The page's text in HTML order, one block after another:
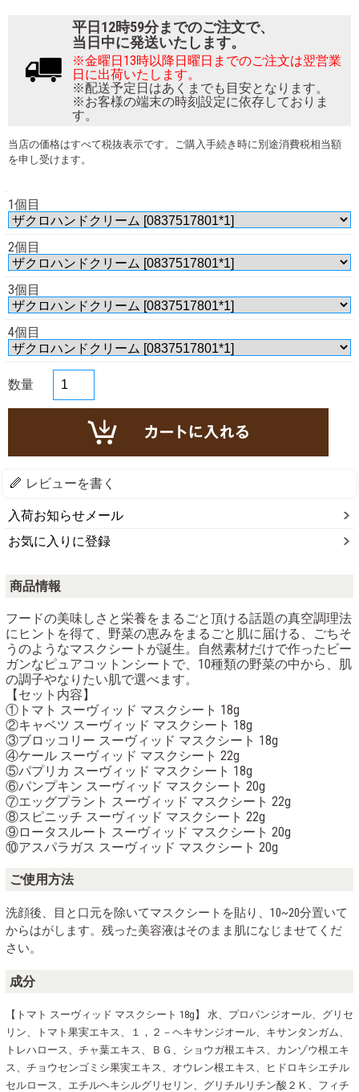
平日12時59分までのご注文で、
当日中に発送いたします。
※金曜日13時以降日曜日までのご注文は翌営業
日に出荷いたします。
※配送予定日はあくまでも目安となります。
※お客様の端末の時刻設定に依存しておりま
す。
当店の価格はすべて税抜表示です。ご購入手続き時に別途消費税相当額
を申し受けます。
1個目
2個目
3個目
4個目
数量
レビューを書く
入荷お知らせメール
お気に入りに登録
商品情報
フードの美味しさと栄養をまるごと頂ける話題の真空調理法
にヒントを得て、野菜の恵みをまるごと肌に届ける、ごちそ
うのようなマスクシートが誕生。自然素材だけで作ったビー
ガンなピュアコットンシートで、10種類の野菜の中から、肌
の調子やなりたい肌で選べます。
【セット内容】
①トマト スーヴィッド マスクシート 18g
②キャベツ スーヴィッド マスクシート 18g
③ブロッコリー スーヴィッド マスクシート 18g
④ケール スーヴィッド マスクシート 22g
⑤パプリカ スーヴィッド マスクシート 18g
⑥パンプキン スーヴィッド マスクシート 20g
⑦エッグプラント スーヴィッド マスクシート 22g
⑧スピニッチ スーヴィッド マスクシート 22g
⑨ロータスルート スーヴィッド マスクシート 20g
⑩アスパラガス スーヴィッド マスクシート 20g
ご使用方法
洗顔後、目と口元を除いてマスクシートを貼り、10~20分置いて
からはがします。残った美容液はそのまま肌になじませてくだ
さい。
成分
【トマト スーヴィッド マスクシート 18g】 水、プロパンジオール、グリセ
リン、トマト果実エキス、１，２－ヘキサンジオール、キサンタンガム、
トレハロース、チャ葉エキス、ＢＧ、ショウガ根エキス、カンゾウ根エキ
ス、チョウセンゴミシ果実エキス、オウレン根エキス、ヒドロキシエチル
セルロース、エチルヘキシルグリセリン、グリチルリチン酸２Ｋ、フィチ